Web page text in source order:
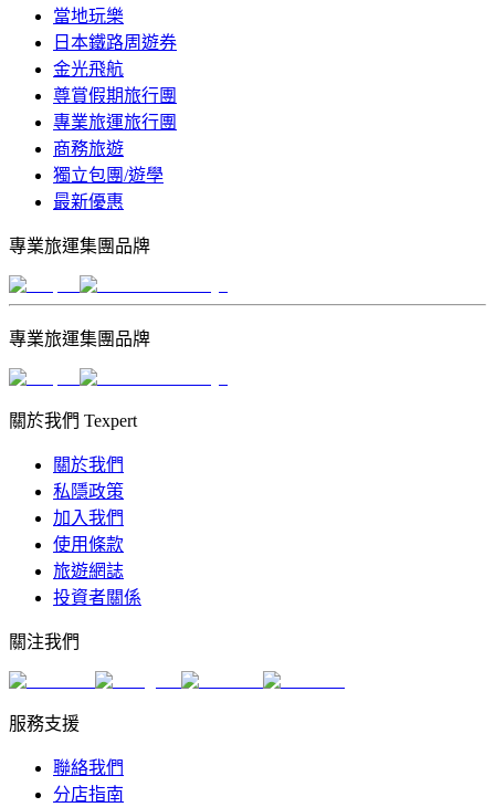
當地玩樂
日本鐵路周遊券
金光飛航
尊賞假期旅行團
專業旅運旅行團
商務旅遊
獨立包團/遊學
最新優惠
專業旅運集團品牌
專業旅運集團品牌
關於我們 Texpert
關於我們
私隱政策
加入我們
使用條款
旅遊網誌
投資者關係
關注我們
服務支援
聯絡我們
分店指南